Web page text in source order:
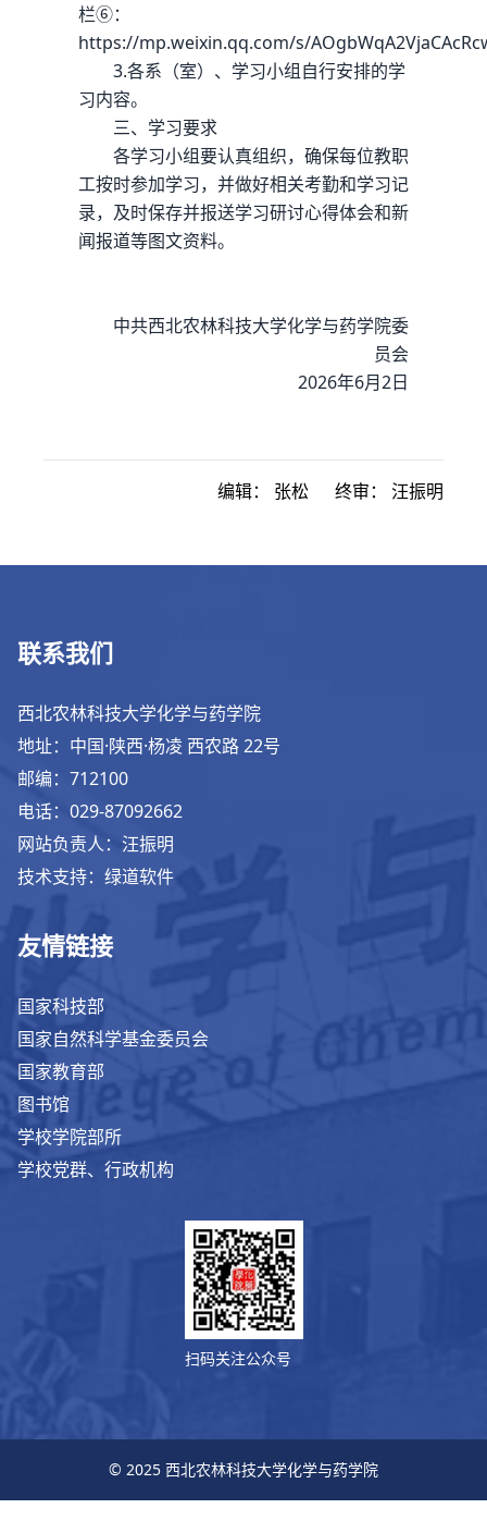
栏⑥：
https://mp.weixin.qq.com/s/
3.各系（室）、学习小组自行安排的学
习内容。
三、学习要求
各学习小组要认真组织，确保每位教职
工按时参加学习，并做好相关考勤和学习记
录，及时保存并报送学习研讨心得体会和新
闻报道等图文资料。
中共西北农林科技大学化学与药学院委
员会
2026年6月2日
编辑： 张松 终审： 汪振明
联系我们
西北农林科技大学化学与药学院
地址：中国·陕西·杨凌 西农路 22号
邮编：712100
电话：029-87092662
网站负责人：汪振明
技术支持：绿道软件
友情链接
国家科技部
国家自然科学基金委员会
国家教育部
图书馆
学校学院部所
学校党群、行政机构
扫码关注公众号
© 2025 西北农林科技大学化学与药学院